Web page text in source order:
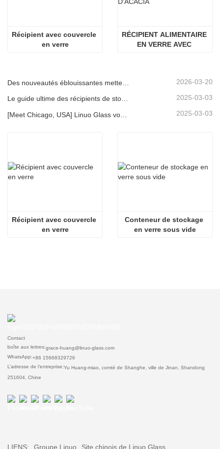
Récipient avec couvercle
en verre
RÉCIPIENT ALIMENTAIRE
EN VERRE AVEC
2026-03-20
Le guide ultime des récipients de stockage d'aliments en verre à haut borosilicate 2025-03-03
2025-03-03
Récipient avec couvercle
en verre
Conteneur de stockage
en verre sous vide
Contact
boîte aux lettres:grace-huang@linuo-glass.com
WhatsApp:+86 15668329726
L’adresse de l’entreprise:Yu Huang-miao, comté de Shanghe, ville de Jinan, Shandong
251604, Chine
LIENS: Groupe Linuo Site chinois de Linuo Glass